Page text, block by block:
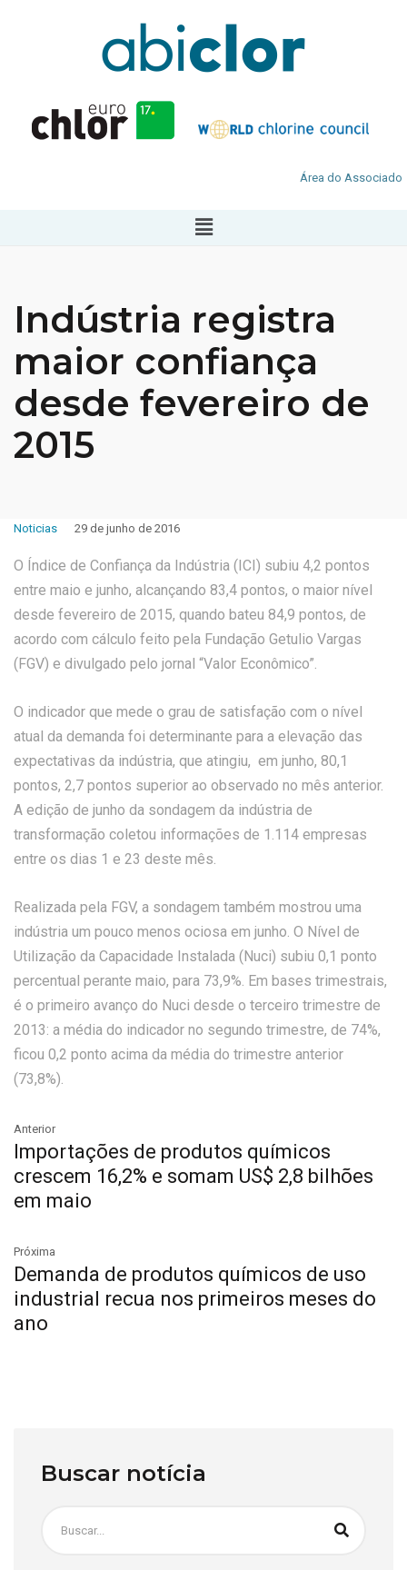
Área do Associado
Indústria registra
maior confiança
desde fevereiro de
2015
Noticias 29 de junho de 2016
O Índice de Confiança da Indústria (ICI) subiu 4,2 pontos
entre maio e junho, alcançando 83,4 pontos, o maior nível
desde fevereiro de 2015, quando bateu 84,9 pontos, de
acordo com cálculo feito pela Fundação Getulio Vargas
(FGV) e divulgado pelo jornal “Valor Econômico”.
O indicador que mede o grau de satisfação com o nível
atual da demanda foi determinante para a elevação das
expectativas da indústria, que atingiu, em junho, 80,1
pontos, 2,7 pontos superior ao observado no mês anterior.
A edição de junho da sondagem da indústria de
transformação coletou informações de 1.114 empresas
entre os dias 1 e 23 deste mês.
Realizada pela FGV, a sondagem também mostrou uma
indústria um pouco menos ociosa em junho. O Nível de
Utilização da Capacidade Instalada (Nuci) subiu 0,1 ponto
percentual perante maio, para 73,9%. Em bases trimestrais,
é o primeiro avanço do Nuci desde o terceiro trimestre de
2013: a média do indicador no segundo trimestre, de 74%,
ficou 0,2 ponto acima da média do trimestre anterior
(73,8%).
Anterior
Importações de produtos químicos
crescem 16,2% e somam US$ 2,8 bilhões
em maio
Próxima
Demanda de produtos químicos de uso
industrial recua nos primeiros meses do
ano
Buscar notícia